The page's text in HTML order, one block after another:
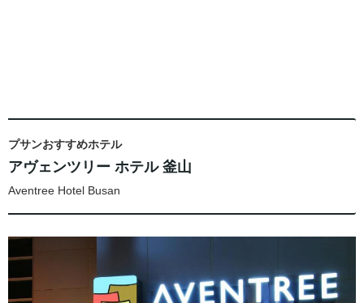
プサンおすすめホテル
アヴェンツリー ホテル 釜山
Aventree Hotel Busan